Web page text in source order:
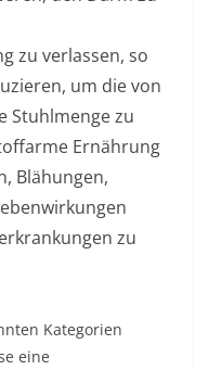
zu verlassen, so
um die von
Stuhlmenge zu
Ernährung
Blähungen,
zu
Kategorien
eine